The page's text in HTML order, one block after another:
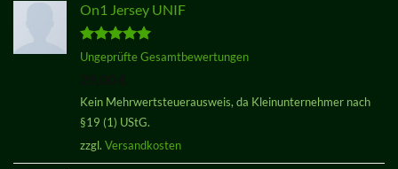
On1 Jersey UNIF
Bewertet
Ungeprüfte Gesamtbewertungen
Kein Mehrwertsteuerausweis, da Kleinunternehmer nach
§19 (1) UStG.
zzgl. Versandkosten